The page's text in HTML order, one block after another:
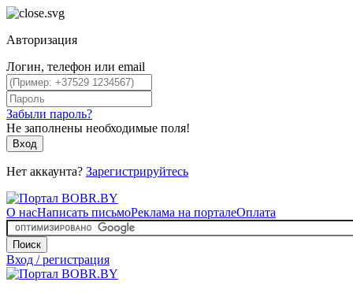
Авторизация
Логин, телефон или email
Забыли пароль?
Не заполнены необходимые поля!
Вход
Нет аккаунта? Зарегистрируйтесь
О насНаписать письмоРеклама на порталеОплата
Поиск
Вход / регистрация